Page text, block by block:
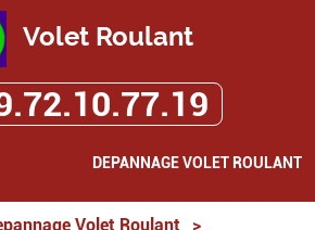
Volet Roulant
DEPANNAGE VOLET ROULANT
Volet Roulant
>